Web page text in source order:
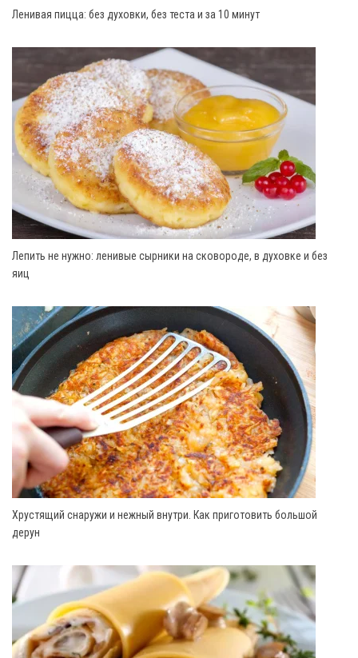
Ленивая пицца: без духовки, без теста и за 10 минут
Лепить не нужно: ленивые сырники на сковороде, в духовке и без
яиц
Хрустящий снаружи и нежный внутри. Как приготовить большой
дерун